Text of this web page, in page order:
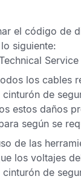
el código de
siguiente:
los cables
cinturón de
estos daños
según se
de las
los voltajes
cinturón de